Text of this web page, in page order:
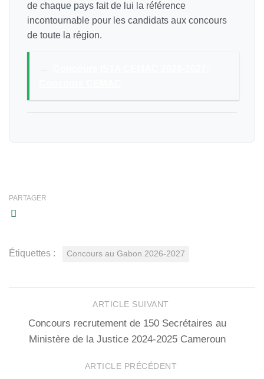
de chaque pays fait de lui la référence
incontournable pour les candidats aux concours
de toute la région.
PARTAGER
Étiquettes : Concours au Gabon 2026-2027
ARTICLE SUIVANT
Concours recrutement de 150 Secrétaires au
Ministère de la Justice 2024-2025 Cameroun
ARTICLE PRÉCÉDENT